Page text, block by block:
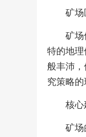
矿场
矿场
特的地
般丰沛
究策略
核心
矿场